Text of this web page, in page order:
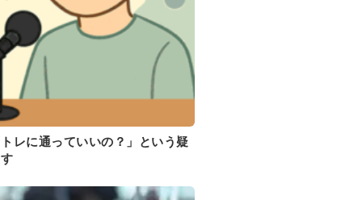
レに通っていいの？」という疑